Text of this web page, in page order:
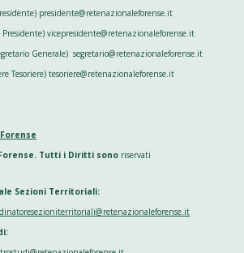
presidente@retenazionaleforense.it
vicepresidente@retenazionaleforense.it
Generale) segretario@retenazionaleforense.it
Tesoriere) tesoriere@retenazionaleforense.it
Tutti i Diritti sono riservati
Sezioni Territoriali: